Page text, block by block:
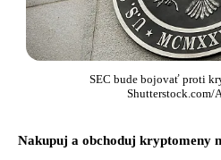
SEC bude bojovať proti
Shutterstock.com/
Nakupuj a obchoduj kryptomeny